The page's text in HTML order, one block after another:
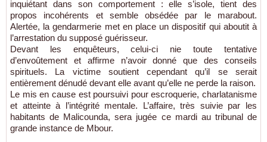
inquiétant dans son comportement : elle s’isole, tient des
propos incohérents et semble obsédée par le marabout.
Alertée, la gendarmerie met en place un dispositif qui aboutit à
l’arrestation du supposé guérisseur.
Devant les enquêteurs, celui-ci nie toute tentative
d’envoûtement et affirme n’avoir donné que des conseils
spirituels. La victime soutient cependant qu’il se serait
entièrement dénudé devant elle avant qu’elle ne perde la raison.
Le mis en cause est poursuivi pour escroquerie, charlatanisme
et atteinte à l’intégrité mentale. L’affaire, très suivie par les
habitants de Malicounda, sera jugée ce mardi au tribunal de
grande instance de Mbour.